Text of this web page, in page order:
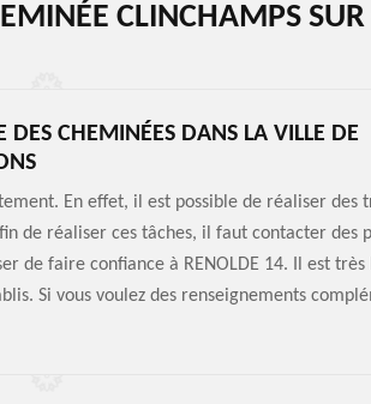
CLINCHAMPS
CHEMINÉES DANS LA VILLE DE
En effet, il est possible de réaliser des
de réaliser ces tâches, il faut contacter des
de faire confiance à RENOLDE 14. Il est
Si vous voulez des renseignements